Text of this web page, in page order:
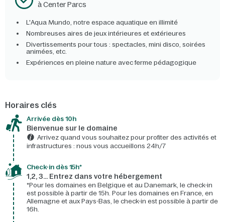
à Center Parcs
L'Aqua Mundo, notre espace aquatique en illimité
Nombreuses aires de jeux intérieures et extérieures
Divertissements pour tous : spectacles, mini disco, soirées
animées, etc.
Expériences en pleine nature avec ferme pédagogique
Horaires clés
Arrivée dès 10h​
Bienvenue sur le domaine​
Arrivez quand vous souhaitez pour profiter des activités et
infrastructures : nous vous accueillons 24h/7​
Check-in dès 15h*​
1,2, 3… Entrez dans votre hébergement
*Pour les domaines en Belgique et au Danemark, le check-in
est possible à partir de 15h. Pour les domaines en France, en
Allemagne et aux Pays-Bas, le check-in est possible à partir de
16h.